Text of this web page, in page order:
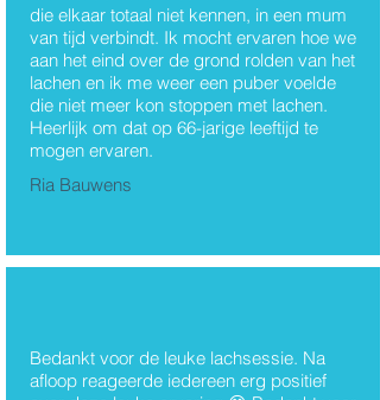
die elkaar totaal niet kennen, in een mum
van tijd verbindt. Ik mocht ervaren hoe we
aan het eind over de grond rolden van het
lachen en ik me weer een puber voelde
die niet meer kon stoppen met lachen.
Heerlijk om dat op 66-jarige leeftijd te
mogen ervaren.
Ria Bauwens
Bedankt voor de leuke lachsessie. Na
afloop reageerde iedereen erg positief